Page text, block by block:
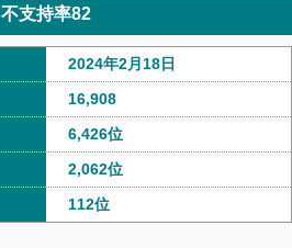
不支持率82
2024年2月18日
16,908
6,426位
2,062位
112位